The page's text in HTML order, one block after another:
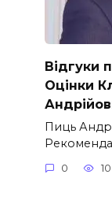
Відгуки
Оцінки
Пиць
0 10